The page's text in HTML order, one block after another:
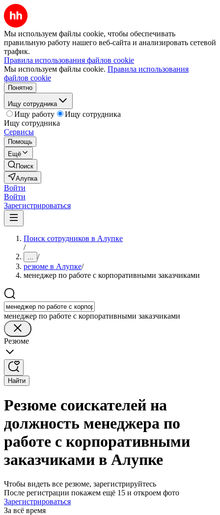
Мы используем файлы cookie, чтобы обеспечивать
правильную работу нашего веб-сайта и анализировать сетевой
трафик.
Правила использования файлов cookie
Мы используем файлы cookie. Правила использования
файлов cookie
Понятно
Ищу сотрудника
Ищу работу
Ищу сотрудника
Ищу сотрудника
Сервисы
Помощь
Ещё
Поиск
Алупка
Войти
Войти
Зарегистрироваться
Поиск сотрудников в Алупке
/
... /
резюме в Алупке/
менеджер по работе с корпоративными заказчиками
менеджер по работе с корпоративными заказчиками
Резюме
Найти
Резюме соискателей на
должность менеджера по
работе с корпоративными
заказчиками в Алупке
Чтобы видеть все резюме, зарегистрируйтесь
После регистрации покажем ещё 15 и откроем фото
Зарегистрироваться
За всё время